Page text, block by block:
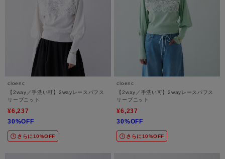
cloenc
【2way／手洗い可】2wayレースパフス
リーブニット
¥6,237
30%OFF
さらに10%OFF
cloenc
【2way／手洗い可】2wayレースパフス
リーブニット
¥6,237
30%OFF
さらに10%OFF